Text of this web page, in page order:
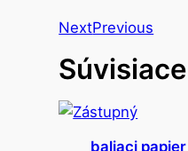
a
e
k
o
NextPrevious
baliaci